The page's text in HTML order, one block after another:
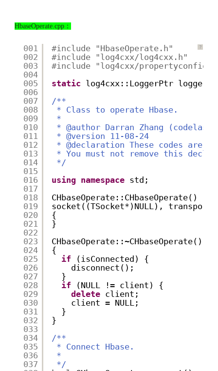
HbaseOperate.cpp：
?
001
002
003
004
005
006
007
008
009
010
011
012
013
014
015
016
017
018
019
020
021
022
023
024
025
026
027
028
029
030
031
032
033
034
035
036
037
#include "HbaseOperate.h"
#include "log4cxx/log4cxx.h"
#include "log4cxx/
static log4cxx::LoggerPtr
/**
* Class to operate Hbase.
*
* @author Darran Zhang
* @version 11-08-24
* @declaration These codes are
* You must not remove this
*/
using namespace std;
CHbaseOperate::CHbaseOperate() :
socket((TSocket*)NULL),
{
}
CHbaseOperate::~CHbaseOperate()
{
if
(isConnected) {
disconnect();
}
if
(NULL != client) {
delete client;
client = NULL;
}
}
/**
* Connect Hbase.
*
*/